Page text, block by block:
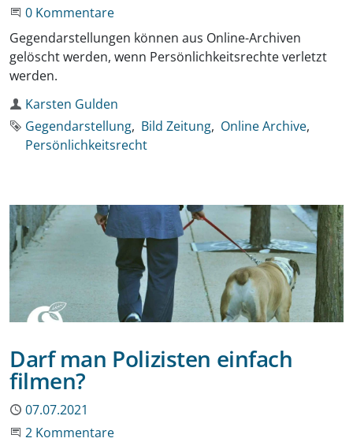
Beginne eine Unterhaltung
0 Kommentare
Gegendarstellungen können aus Online-Archiven
gelöscht werden, wenn Persönlichkeitsrechte verletzt
werden.
Autor
Karsten Gulden
Schlagworte
Gegendarstellung Bild Zeitung Online Archive
Persönlichkeitsrecht
Darf man Polizisten einfach
filmen?
Publiziert
07.07.2021
An der Unterhaltung teilnehmen
2 Kommentare